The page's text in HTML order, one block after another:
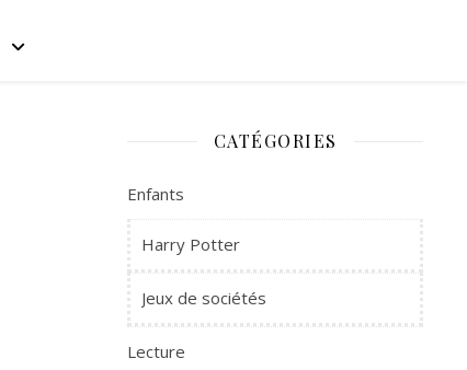
CATÉGORIES
Enfants
Harry Potter
Jeux de sociétés
Lecture